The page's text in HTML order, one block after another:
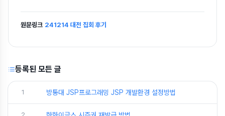
원문링크 241214 대전 집회 후기
등록된 모든 글
1 방통대 JSP프로그래밍 JSP 개발환경 설정방법